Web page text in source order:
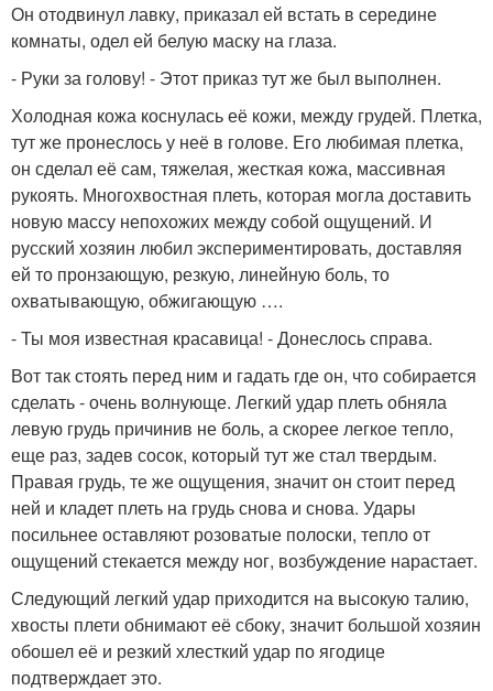
Он отодвинул лавку, приказал ей встать в середине
комнаты, одел ей белую маску на глаза.
- Руки за голову! - Этот приказ тут же был выполнен.
Холодная кожа коснулась её кожи, между грудей. Плетка,
тут же пронеслось у неё в голове. Его любимая плетка,
он сделал её сам, тяжелая, жесткая кожа, массивная
рукоять. Многохвостная плеть, которая могла доставить
новую массу непохожих между собой ощущений. И
русский хозяин любил экспериментировать, доставляя
ей то пронзающую, резкую, линейную боль, то
охватывающую, обжигающую ….
- Ты моя известная красавица! - Донеслось справа.
Вот так стоять перед ним и гадать где он, что собирается
сделать - очень волнующе. Легкий удар плеть обняла
левую грудь причинив не боль, а скорее легкое тепло,
еще раз, задев сосок, который тут же стал твердым.
Правая грудь, те же ощущения, значит он стоит перед
ней и кладет плеть на грудь снова и снова. Удары
посильнее оставляют розоватые полоски, тепло от
ощущений стекается между ног, возбуждение нарастает.
Следующий легкий удар приходится на высокую талию,
хвосты плети обнимают её сбоку, значит большой хозяин
обошел её и резкий хлесткий удар по ягодице
подтверждает это.